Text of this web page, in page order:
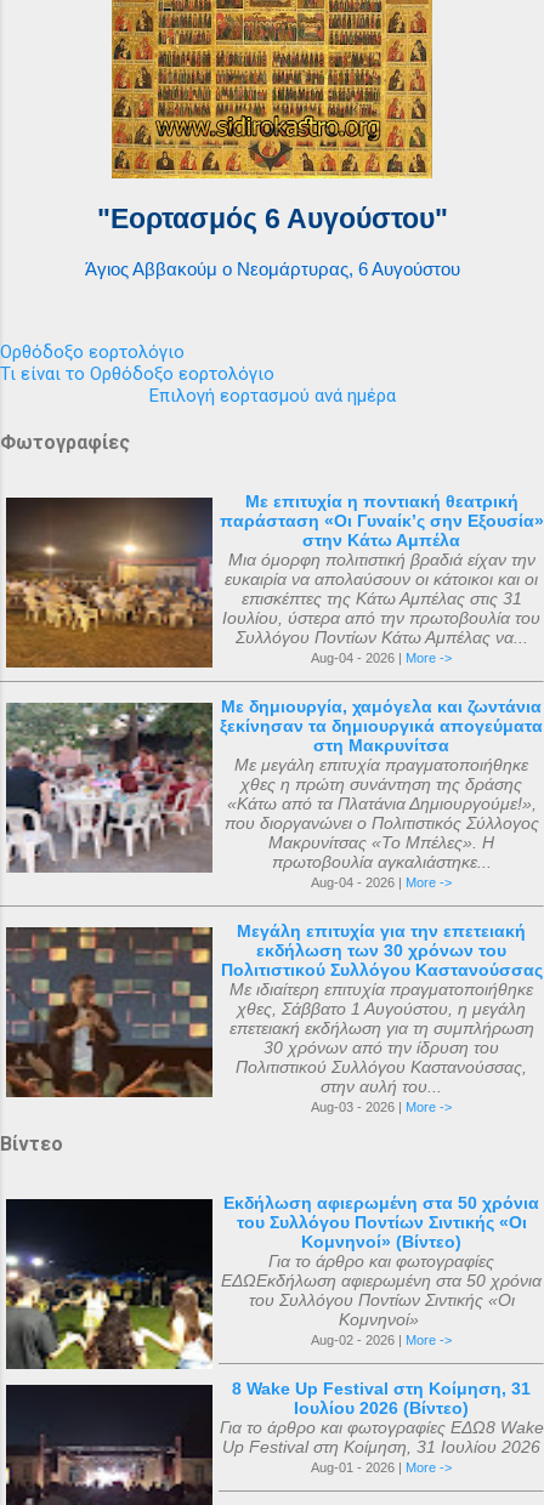
"Εορτασμός 6 Αυγούστου"
Άγιος Αββακούμ ο Νεομάρτυρας, 6 Αυγούστου
Ορθόδοξο εορτολόγιο
Τι είναι το Ορθόδοξο εορτολόγιο
Επιλογή εορτασμού ανά ημέρα
Φωτογραφίες
Με επιτυχία η ποντιακή θεατρική
παράσταση «Οι Γυναίκ’ς σην Εξουσία»
στην Κάτω Αμπέλα
Μια όμορφη πολιτιστική βραδιά είχαν την
ευκαιρία να απολαύσουν οι κάτοικοι και οι
επισκέπτες της Κάτω Αμπέλας στις 31
Ιουλίου, ύστερα από την πρωτοβουλία του
Συλλόγου Ποντίων Κάτω Αμπέλας να...
Aug-04 - 2026 | More ->
Με δημιουργία, χαμόγελα και ζωντάνια
ξεκίνησαν τα δημιουργικά απογεύματα
στη Μακρυνίτσα
Με μεγάλη επιτυχία πραγματοποιήθηκε
χθες η πρώτη συνάντηση της δράσης
«Κάτω από τα Πλατάνια Δημιουργούμε!»,
που διοργανώνει ο Πολιτιστικός Σύλλογος
Μακρυνίτσας «Το Μπέλες». Η
πρωτοβουλία αγκαλιάστηκε...
Aug-04 - 2026 | More ->
Μεγάλη επιτυχία για την επετειακή
εκδήλωση των 30 χρόνων του
Πολιτιστικού Συλλόγου Καστανούσσας
Με ιδιαίτερη επιτυχία πραγματοποιήθηκε
χθες, Σάββατο 1 Αυγούστου, η μεγάλη
επετειακή εκδήλωση για τη συμπλήρωση
30 χρόνων από την ίδρυση του
Πολιτιστικού Συλλόγου Καστανούσσας,
στην αυλή του...
Aug-03 - 2026 | More ->
Βίντεο
Εκδήλωση αφιερωμένη στα 50 χρόνια
του Συλλόγου Ποντίων Σιντικής «Οι
Κομνηνοί» (Βίντεο)
Για το άρθρο και φωτογραφίες
ΕΔΩΕκδήλωση αφιερωμένη στα 50 χρόνια
του Συλλόγου Ποντίων Σιντικής «Οι
Κομνηνοί»
Aug-02 - 2026 | More ->
8 Wake Up Festival στη Κοίμηση, 31
Ιουλίου 2026 (Βίντεο)
Για το άρθρο και φωτογραφίες ΕΔΩ8 Wake
Up Festival στη Κοίμηση, 31 Ιουλίου 2026
Aug-01 - 2026 | More ->